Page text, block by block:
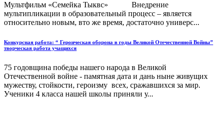
Мультфильм «Семейка Тыквс» Внедрение
мультипликации в образовательный процесс – является
относительно новым, вто же время, достаточно универс...
Конкурсная работа: “ Героическая оборона в годы Великой Отечественной Войны”
творческая работа учащихся
75 годовщина победы нашего народа в Великой
Отечественной войне - памятная дата и дань ныне живущих
мужеству, стойкости, героизму всех, сражавшихся за мир.
Ученики 4 класса нашей школы приняли у...